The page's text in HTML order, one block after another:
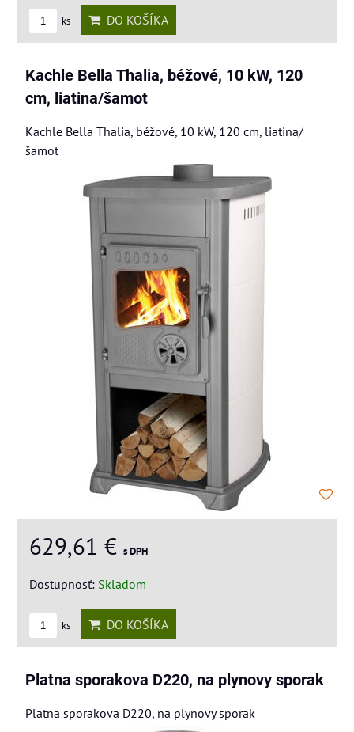
ks DO KOŠÍKA
Kachle Bella Thalia, béžové, 10 kW, 120
cm, liatina/šamot
Kachle Bella Thalia, béžové, 10 kW, 120 cm, liatina/
šamot
629,61 € s DPH
Dostupnosť: Skladom
ks DO KOŠÍKA
Platna sporakova D220, na plynovy sporak
Platna sporakova D220, na plynovy sporak